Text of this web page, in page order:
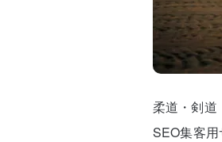
柔道・剣道
SEO集客用